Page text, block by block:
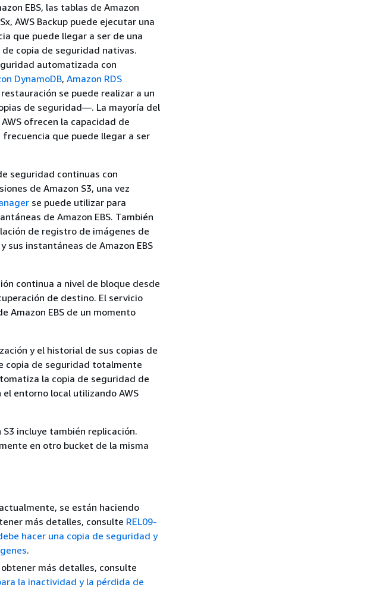
EBS, las tablas de Amazon
AWS Backup puede ejecutar una
que puede llegar a ser de una
copia de seguridad nativas.
automatizada con
DynamoDB, Amazon RDS
se puede realizar a un
de seguridad—. La mayoría del
ofrecen la capacidad de
que puede llegar a ser
seguridad continuas con
de Amazon S3, una vez
se puede utilizar para
de Amazon EBS. También
de registro de imágenes de
sus instantáneas de Amazon EBS
continua a nivel de bloque desde
de destino. El servicio
Amazon EBS de un momento
y el historial de sus copias de
copia de seguridad totalmente
la copia de seguridad de
entorno local utilizando AWS
incluye también replicación.
en otro bucket de la misma
se están haciendo
más detalles, consulte REL09-
hacer una copia de seguridad y
.
más detalles, consulte
la inactividad y la pérdida de